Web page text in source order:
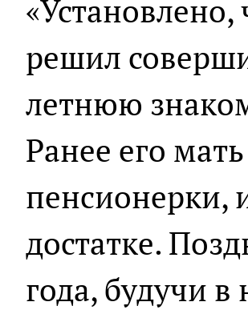
решил
летнюю
Ранее его
пенсионерки,
достатке.
года, будучи